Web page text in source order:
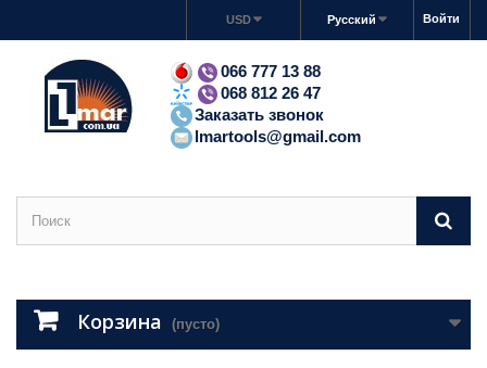
Войти
Русский
USD
066 777 13 88
068 812 26 47
Заказать звонок
lmartools@gmail.com
Корзина (пусто)